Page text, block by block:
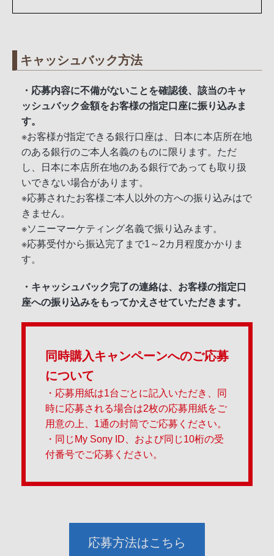
キャッシュバック方法
・応募内容に不備がないことを確認後、該当のキャ
ッシュバック金額をお客様の指定口座に振り込みま
す。
※お客様が指定できる銀行口座は、日本に本店所在地
のある銀行のご本人名義のものに限ります。ただ
し、日本に本店所在地のある銀行であっても取り扱
いできない場合があります。
※応募されたお客様ご本人以外の方への振り込みはで
きません。
※ソニーマーケティング名義で振り込みます。
※応募受付から振込完了まで1～2カ月程度かかりま
す。
・キャッシュバック完了の連絡は、お客様の指定口
座への振り込みをもってかえさせていただきます。
同時購入キャンペーンへのご応募
について
・応募用紙は1台ごとに記入いただき、同
時に応募される場合は2枚の応募用紙をご
用意の上、1通の封筒でご応募ください。
・同じMy Sony ID、および同じ10桁の受
付番号でご応募ください。
応募方法はこちら